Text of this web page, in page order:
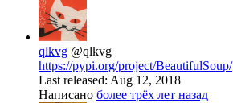
qlkvg @qlkvg
https://pypi.org/project/BeautifulSoup/
Last released: Aug 12, 2018
Написано более трёх лет назад